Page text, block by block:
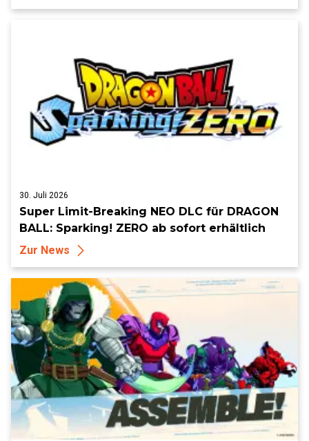
30. Juli 2026
Super Limit-Breaking NEO DLC für DRAGON
BALL: Sparking! ZERO ab sofort erhältlich
Zur News